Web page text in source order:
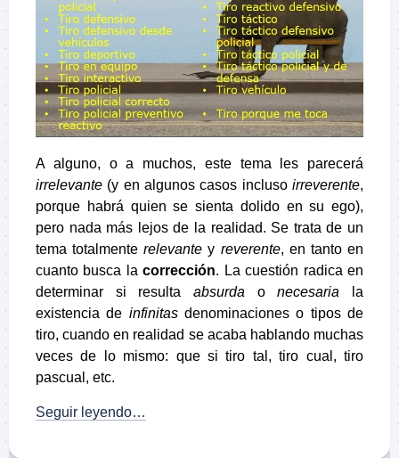
A alguno, o a muchos, este tema les parecerá
irrelevante (y en algunos casos incluso irreverente,
porque habrá quien se sienta dolido en su ego),
pero nada más lejos de la realidad. Se trata de un
tema totalmenterelevante y reverente, en tanto en
cuanto busca lacorrección. La cuestión radica en
determinar si resulta absurda onecesaria la
existencia de infinitasdenominaciones o tipos de
tiro, cuando en realidad se acaba hablando muchas
veces de lo mismo: que si tiro tal, tiro cual, tiro
pascual, etc.
Seguir leyendo…